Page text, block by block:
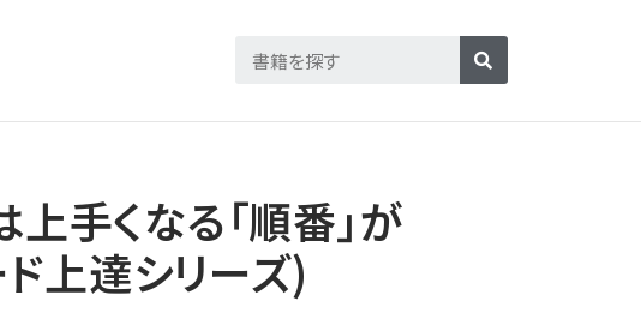
手くなる「順番」が
上達シリーズ)